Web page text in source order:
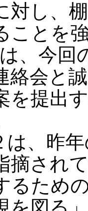
し、
ことを
、今回
絡会と
を提出
は、昨
摘され
るため